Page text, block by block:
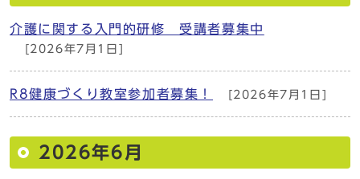
介護に関する入門的研修 受講者募集中
[2026年7月1日]
R8健康づくり教室参加者募集！ [2026年7月1日]
2026年6月